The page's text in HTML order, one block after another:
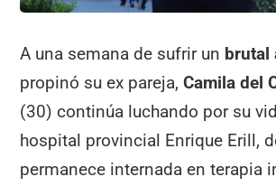
A una semana de sufrir un brutal
propinó su ex pareja,Camila del
(30) continúa luchando por su
hospital provincial Enrique Erill,
permanece internada en terapia